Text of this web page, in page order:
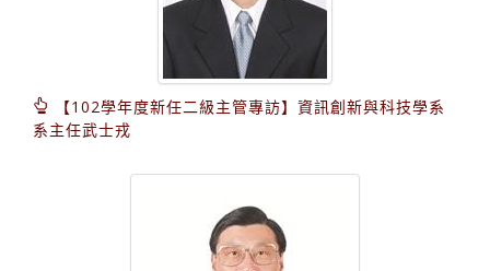
【102學年度新任二級主管專訪】資訊創新與科技學系
系主任武士戎